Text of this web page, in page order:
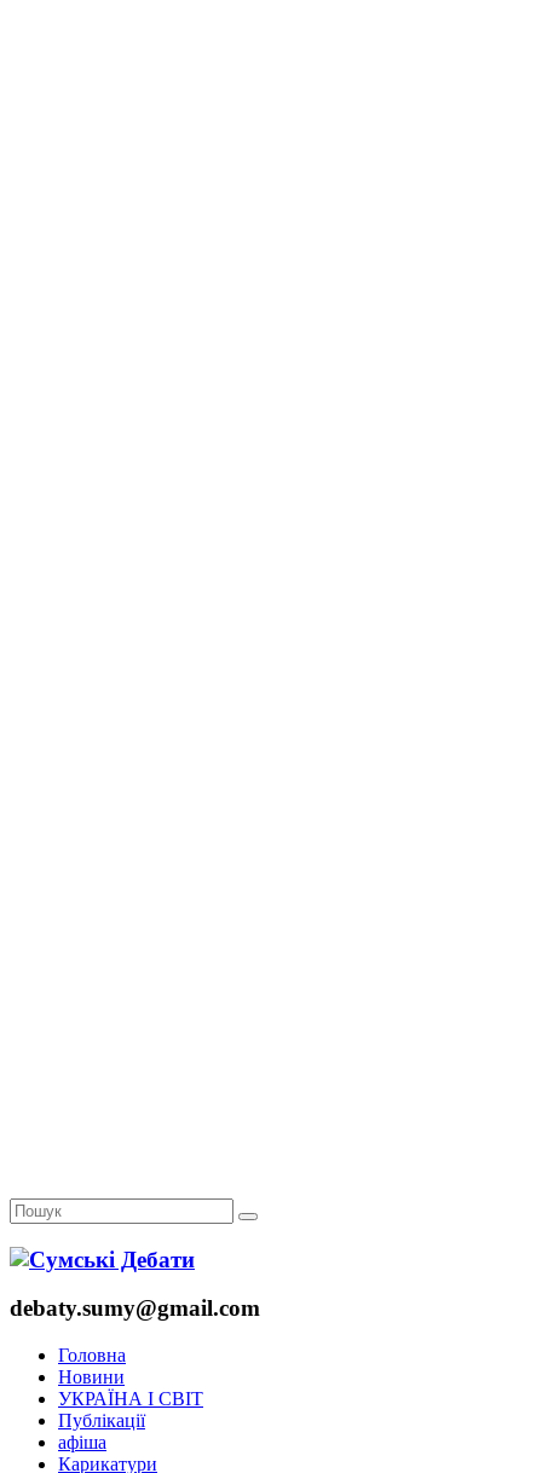
debaty.sumy@gmail.com
Головна
Новини
УКРАЇНА І СВІТ
Публікації
афіша
Карикатури